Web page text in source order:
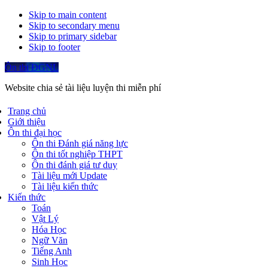
Skip to main content
Skip to secondary menu
Skip to primary sidebar
Skip to footer
Ôn thi ĐGNL
Website chia sẻ tài liệu luyện thi miễn phí
Trang chủ
Giới thiệu
Ôn thi đại học
Ôn thi Đánh giá năng lực
Ôn thi tốt nghiệp THPT
Ôn thi đánh giá tư duy
Tài liệu mới Update
Tài liệu kiến thức
Kiến thức
Toán
Vật Lý
Hóa Học
Ngữ Văn
Tiếng Anh
Sinh Học